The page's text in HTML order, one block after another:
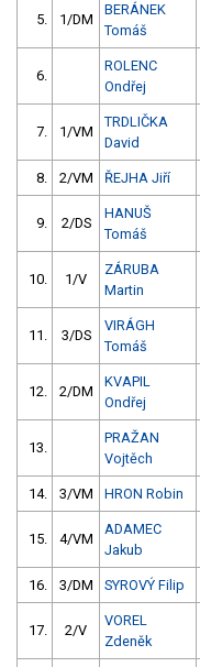
5. 1/DM
BERÁNEK
Tomáš
6.
ROLENC
Ondřej
7. 1/VM
TRDLIČKA
David
8. 2/VM ŘEJHA Jiří
9. 2/DS
HANUŠ
Tomáš
10. 1/V
ZÁRUBA
Martin
11. 3/DS
VIRÁGH
Tomáš
12. 2/DM
KVAPIL
Ondřej
13.
PRAŽAN
Vojtěch
14. 3/VM HRON Robin
15. 4/VM
ADAMEC
Jakub
16. 3/DM SYROVÝ Filip
17. 2/V
VOREL
Zdeněk